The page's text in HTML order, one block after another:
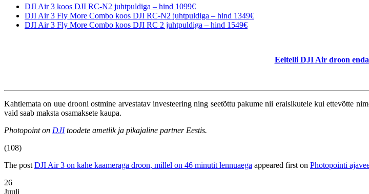
DJI Air 3 koos DJI RC-N2 juhtpuldiga – hind 1099€
DJI Air 3 Fly More Combo koos DJI RC-N2 juhtpuldiga – hind 1349€
DJI Air 3 Fly More Combo koos DJI RC 2 juhtpuldiga – hind 1549€
Eeltelli DJI Air droon
Kahtlemata on uue drooni ostmine arvestatav investeering ning seetõttu pakume nii eraisikutele kui ettevõtte
vaid saab maksta osamaksete kaupa.
Photopoint on DJItoodete ametlik ja pikajaline partner Eestis.
(108)
The post DJI Air 3 on kahe kaameraga droon, millel on 46 minutit lennuaega appeared first on Photopointi
26
Juuli